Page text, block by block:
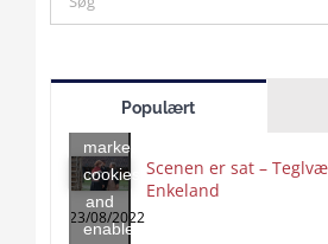
for:
Populært
accept
marketing
cookies
and
enable
Scenen er sat –
Enkeland
23/08/2022
Click
to